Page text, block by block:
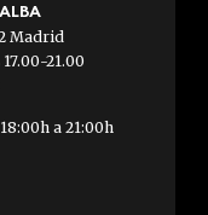
Madrid
21.00
a 21:00h